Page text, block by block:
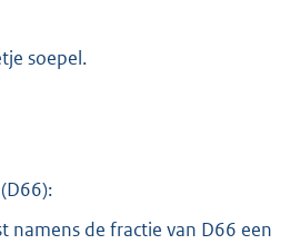
soepel.
(D66):
namens de fractie van D66 een